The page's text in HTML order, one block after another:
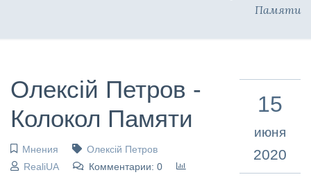
Памяти
Олексій Петров -
Колокол Памяти
Мнения
Олексій Петров
RealiUA
Комментарии: 0
15
июня
2020